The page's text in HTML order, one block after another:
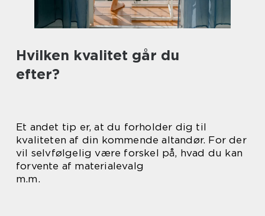
Hvilken kvalitet går du
efter?
Et andet tip er, at du forholder dig til
kvaliteten af din kommende altandør. For der
vil selvfølgelig være forskel på, hvad du kan
forvente af materialevalg
m.m.